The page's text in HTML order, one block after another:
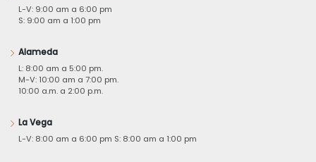
L-V: 9:00 am a 6:00 pm
S: 9:00 am a 1:00 pm
Alameda
L: 8:00 am a 5:00 pm.
M-V: 10:00 am a 7:00 pm.
10:00 a.m. a 2:00 p.m.
La Vega
L-V: 8:00 am a 6:00 pm S: 8:00 am a 1:00 pm